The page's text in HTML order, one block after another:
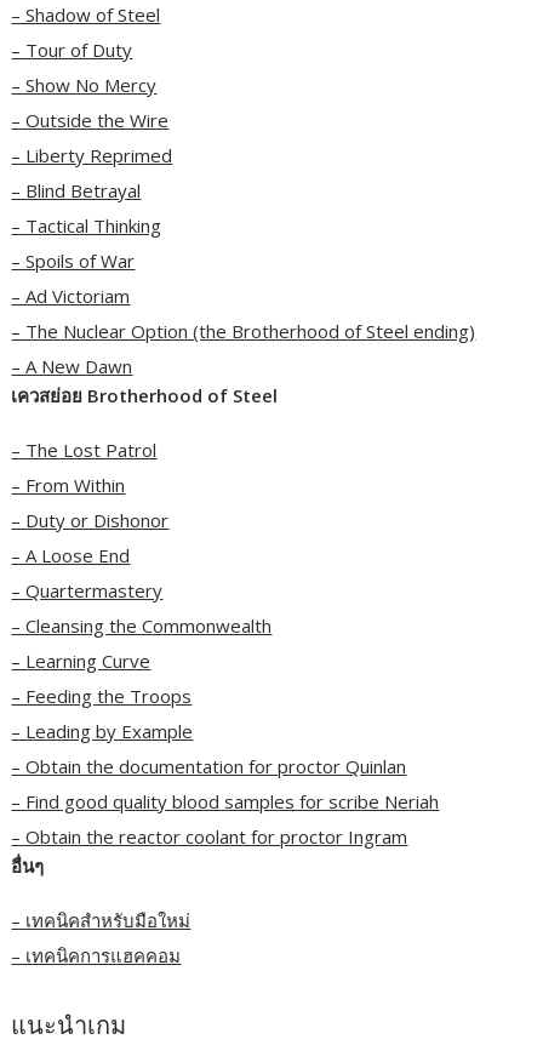
– Shadow of Steel
– Tour of Duty
– Show No Mercy
– Outside the Wire
– Liberty Reprimed
– Blind Betrayal
– Tactical Thinking
– Spoils of War
– Ad Victoriam
– The Nuclear Option (the Brotherhood of Steel ending)
– A New Dawn
เควสย่อย Brotherhood of Steel
– The Lost Patrol
– From Within
– Duty or Dishonor
– A Loose End
– Quartermastery
– Cleansing the Commonwealth
– Learning Curve
– Feeding the Troops
– Leading by Example
– Obtain the documentation for proctor Quinlan
– Find good quality blood samples for scribe Neriah
– Obtain the reactor coolant for proctor Ingram
อื่นๆ
– เทคนิคสำหรับมือใหม่
– เทคนิคการแฮคคอม
แนะนำเกม